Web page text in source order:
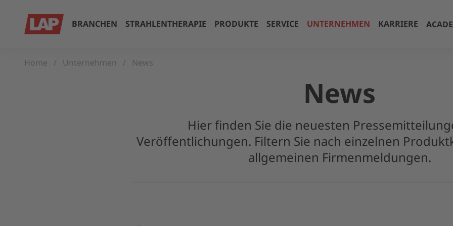
BRANCHEN STRAHLENTHERAPIE PRODUKTE SERVICE UNTERNEHMEN KARRIERE
Home Unternehmen News
News
Hier finden Sie die neuesten
Veröffentlichungen. Filtern Sie nach einzelnen
allgemeinen Firmenmeldungen.